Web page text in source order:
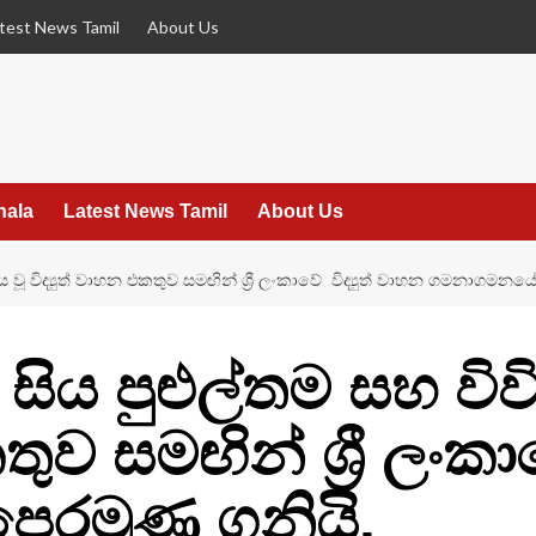
News Tamil About Us
Latest News Tamil About Us
වූ විද්‍යුත් වාහන එකතුව සමඟින් ශ්‍රී ලංකාවේ විද්‍යුත් වාහන
සිය පුළුල්තම සහ
සමඟින් ශ්‍රී
ගනියි.